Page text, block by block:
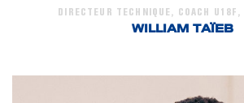
DIRECTEUR TECHNIQUE, COACH
WILLIAM TAÏEB